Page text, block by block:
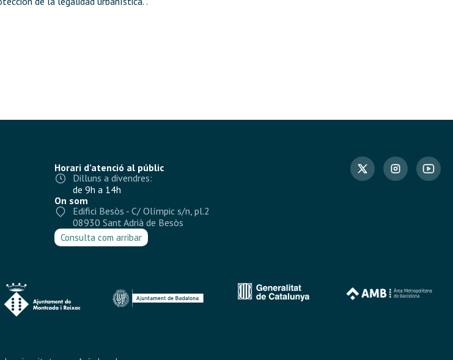
Horari d’atenció al públic
Dilluns a divendres:
de 9h a 14h
On som
Edifici Besòs - C/ Olímpic s/n, pl.2
08930 Sant Adrià de Besòs
Consulta com arribar